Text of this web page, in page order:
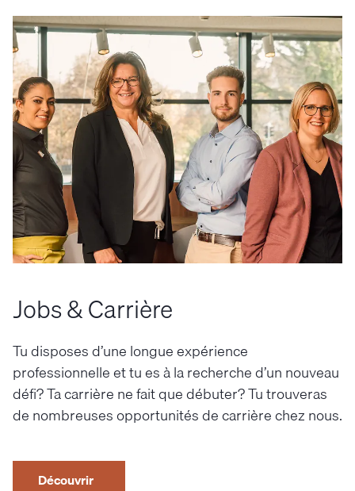
Jobs & Carrière
Tu disposes d’une longue expérience
professionnelle et tu es à la recherche d’un nouveau
défi? Ta carrière ne fait que débuter? Tu trouveras
de nombreuses opportunités de carrière chez nous.
Découvrir